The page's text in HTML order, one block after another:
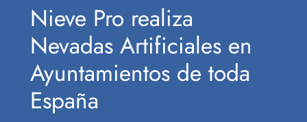
Nieve Pro realiza
Nevadas Artificiales en
Ayuntamientos de toda
España